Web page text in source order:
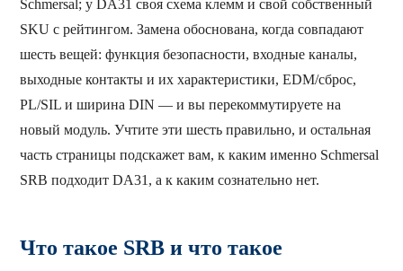
Schmersal; у DA31 своя схема клемм и свой собственный
SKU с рейтингом. Замена обоснована, когда совпадают
шесть вещей: функция безопасности, входные каналы,
выходные контакты и их характеристики, EDM/сброс,
PL/SIL и ширина DIN — и вы перекоммутируете на
новый модуль. Учтите эти шесть правильно, и остальная
часть страницы подскажет вам, к каким именно Schmersal
SRB подходит DA31, а к каким сознательно нет.
Что такое SRB и что такое